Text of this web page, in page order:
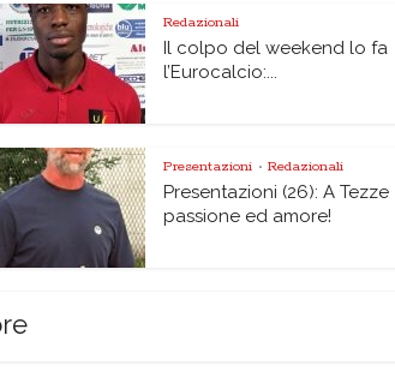
Redazionali
Il colpo del weekend lo fa
l’Eurocalcio:...
Presentazioni • Redazionali
Presentazioni (26): A Tezze
passione ed amore!